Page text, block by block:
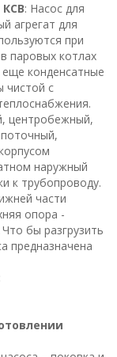
КСВ: Насос для
агрегат для
при
паровых котлах
конденсатные
чистой с
центробежный,
наружный
к трубопроводу.
части
опора -
бы разгрузить
предназначена